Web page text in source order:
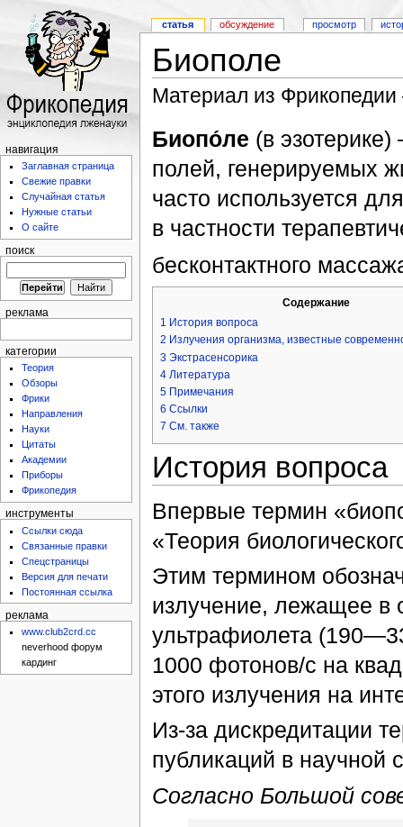
статья обсуждение просмотр
навигация
Заглавная страница
Свежие правки
Случайная статья
Нужные статьи
О сайте
поиск
реклама
категории
Теория
Обзоры
Фрики
Направления
Науки
Цитаты
Академии
Приборы
Фрикопедия
инструменты
Ссылки сюда
Связанные правки
Спецстраницы
Версия для печати
Постоянная ссылка
реклама
www.club2crd.cc
neverhood форум
кардинг
Биополе
Материал из
Биопо́ле (в
полей, генерируемых
часто используется
в частности
бесконтактного
Содержание
1 История вопроса
2 Излучения организма, известные
3 Экстрасенсорика
4 Литература
5 Примечания
6 Ссылки
7 См. также
История вопроса
Впервые термин
«Теория
Этим термином
излучение, лежащее в
ультрафиолета
1000 фотонов/с на
этого излучения на
Из-за дискредитации
публикаций в научной
Согласно Большой